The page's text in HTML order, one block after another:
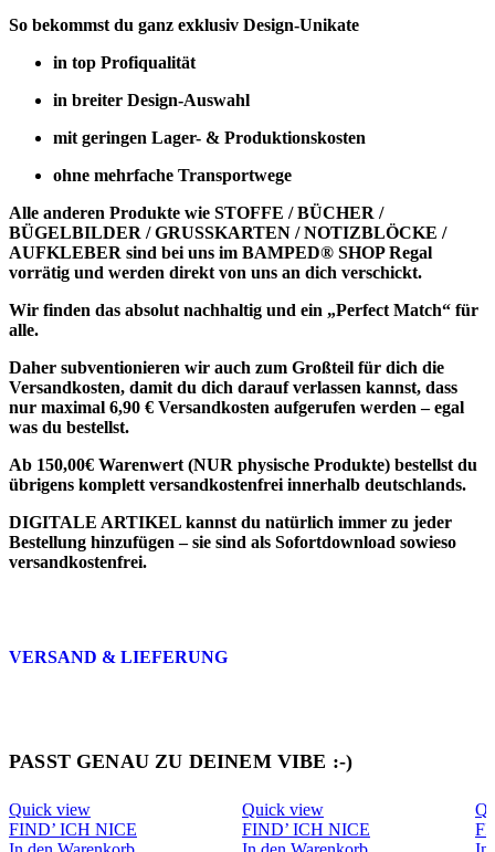
So bekommst du ganz exklusiv Design-Unikate
in top Profiqualität
in breiter Design-Auswahl
mit geringen Lager- & Produktionskosten
ohne mehrfache Transportwege
Alle anderen Produkte wie STOFFE / BÜCHER /
BÜGELBILDER / GRUSSKARTEN / NOTIZBLÖCKE /
AUFKLEBER sind bei uns im BAMPED® SHOP Regal
vorrätig und werden direkt von uns an dich verschickt.
Wir finden das absolut nachhaltig und ein „Perfect Match“ für
alle.
Daher subventionieren wir auch zum Großteil für dich die
Versandkosten, damit du dich darauf verlassen kannst, dass
nur maximal 6,90 € Versandkosten aufgerufen werden – egal
was du bestellst.
Ab 150,00€ Warenwert (NUR physische Produkte) bestellst du
übrigens komplett versandkostenfrei innerhalb deutschlands.
DIGITALE ARTIKEL kannst du natürlich immer zu jeder
Bestellung hinzufügen – sie sind als Sofortdownload sowieso
versandkostenfrei.
VERSAND & LIEFERUNG
PASST GENAU ZU DEINEM VIBE :-)
Quick view
FIND’ ICH NICE
Quick view
FIND’ ICH NICE